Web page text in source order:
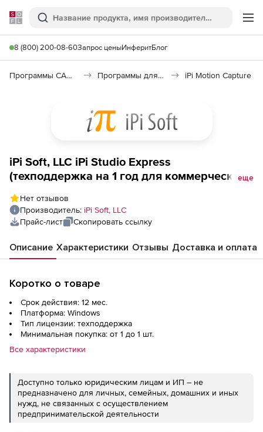
Softline
Поиск
8 (800) 200-08-60Запрос ценыИнферитБлог
Программы САПР и ГИС Программы для дизайна, визуализации и анимации iPi Motion Capture
iPi Soft, LLC iPi Studio Express
(техподдержка на 1 год для коммерческихеще
Нет отзывов
Производитель: iPi Soft, LLC
Прайс-лист
Скопировать ссылку
Описание Характеристики Отзывы Доставка и оплата
Коротко о товаре
Срок действия: 12 мес.
Платформа: Windows
Тип лицензии: техподдержка
Минимальная покупка: от 1 до 1 шт.
Все характеристики
Доступно только юридическим лицам и ИП – не
предназначено для личных, семейных, домашних и иных
нужд, не связанных с осуществлением
предпринимательской деятельности